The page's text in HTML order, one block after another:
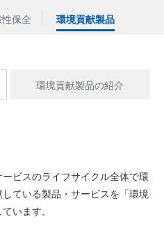
保全 環境貢献製品
環境貢献製品の紹介
ビスのライフサイクル全体で環
ている製品・サービスを「環境
います。